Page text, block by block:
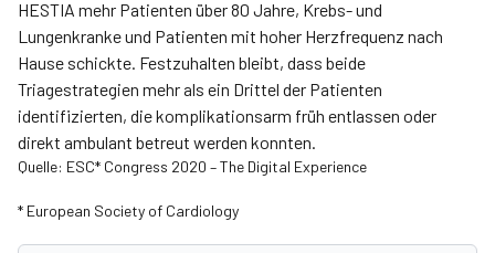
HESTIA mehr Patienten über 80 Jahre, Krebs- und
Lungenkranke und Patienten mit hoher Herzfrequenz nach
Hause schickte. Festzuhalten bleibt, dass beide
Triagestrategien mehr als ein Drittel der Patienten
identifizierten, die komplikationsarm früh entlassen oder
direkt ambulant betreut werden konnten.
Quelle: ESC* Congress 2020 – The Digital Experience
* European Society of Cardiology